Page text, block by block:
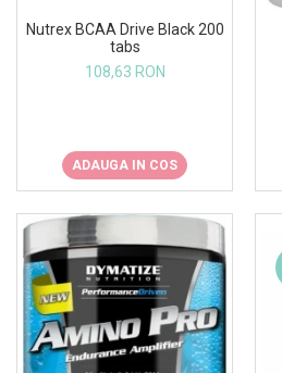
Nutrex BCAA Drive Black 200
tabs
108,63 RON
ADAUGA IN COS